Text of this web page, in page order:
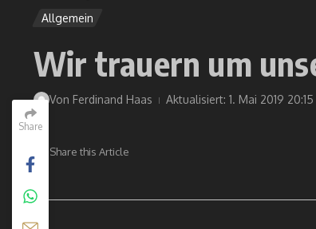
Share
Allgemein
Wir trauern um
Von Ferdinand Haas Aktualisiert: 1. Mai 2019
Share this Article